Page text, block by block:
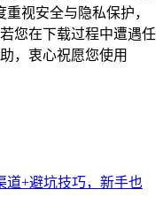
视安全与隐私保护，
您在下载过程中遭遇任
，衷心祝愿您使用
道+避坑技巧，新手也